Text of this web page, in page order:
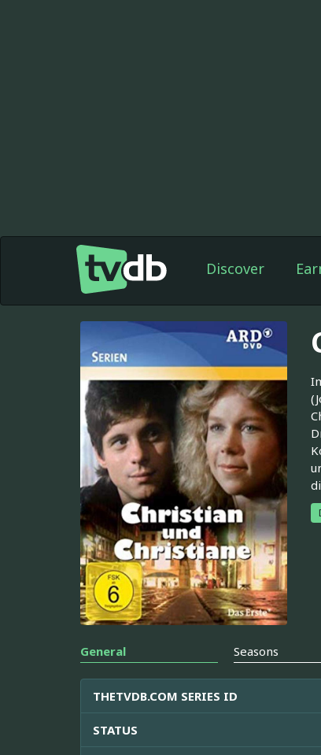
Discover
General Seasons
THETVDB.COM SERIES ID
STATUS